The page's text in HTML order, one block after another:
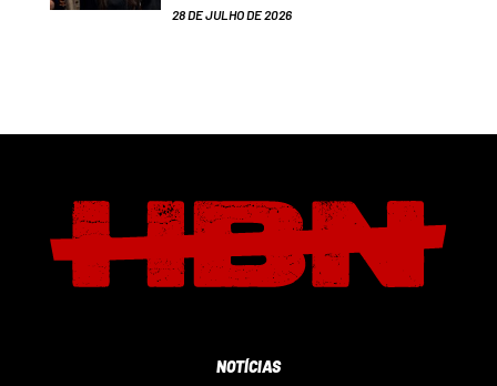
28 DE JULHO DE 2026
NOTÍCIAS